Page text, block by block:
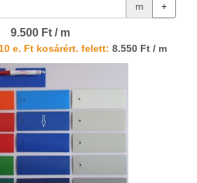
m +
9.500 Ft / m
e. Ft kosárért. felett: 8.550 Ft / m